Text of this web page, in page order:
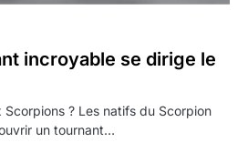
incroyable se dirige le
? Les natifs du Scorpion
un tournant…